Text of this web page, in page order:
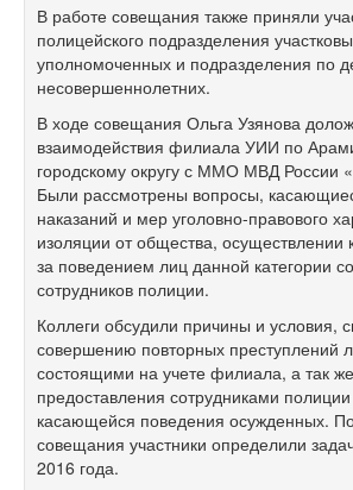
В работе совещания также приняли
полицейского подразделения
уполномоченных и подразделения по
несовершеннолетних.
В ходе совещания Ольга Узянова
взаимодействия филиала УИИ по
городскому округу с ММО МВД России
Были рассмотрены вопросы,
наказаний и мер уголовно-правового
изоляции от общества, осуществлении
за поведением лиц данной категории
сотрудников полиции.
Коллеги обсудили причины и условия,
совершению повторных преступлений
состоящими на учете филиала, а так
предоставления сотрудниками
касающейся поведения осужденных.
совещания участники определили
2016 года.